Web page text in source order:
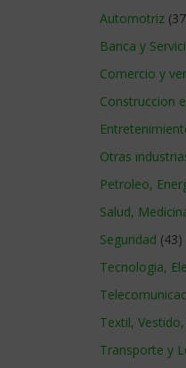
Automotriz
Banca y
Comercio y
Construccion
Otras
Petroleo,
Salud,
Seguridad (43)
Tecnologia,
Textil,
Transporte y